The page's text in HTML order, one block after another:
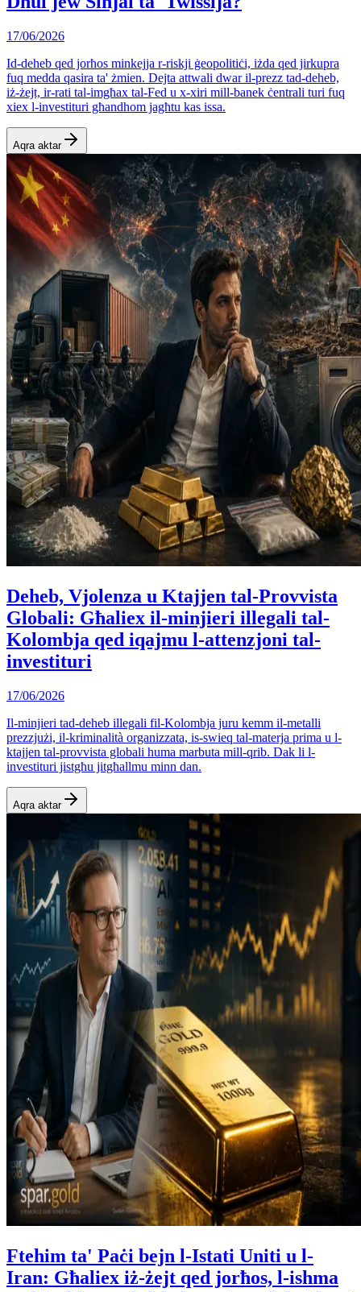
17/06/2026
Id-deheb qed jorħos minkejja r-riskji ġeopolitiċi, iżda qed jirkupra
fuq medda qasira ta' żmien. Dejta attwali dwar il-prezz tad-deheb,
iż-żejt, ir-rati tal-imgħax tal-Fed u x-xiri mill-banek ċentrali turi fuq
xiex l-investituri għandhom jagħtu kas issa.
Aqra aktar
Deheb, Vjolenza u Ktajjen tal-Provvista
Globali: Għaliex il-minjieri illegali tal-
Kolombja qed iqajmu l-attenzjoni tal-
investituri
17/06/2026
Il-minjieri tad-deheb illegali fil-Kolombja juru kemm il-metalli
prezzjużi, il-kriminalità organizzata, is-swieq tal-materja prima u l-
ktajjen tal-provvista globali huma marbuta mill-qrib. Dak li l-
investituri jistgħu jitgħallmu minn dan.
Aqra aktar
Ftehim ta' Paċi bejn l-Istati Uniti u l-
Iran: Għaliex iż-żejt qed jorħos, l-ishma